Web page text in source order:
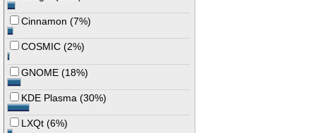
Cinnamon (7%)
COSMIC (2%)
GNOME (18%)
KDE Plasma (30%)
LXQt (6%)